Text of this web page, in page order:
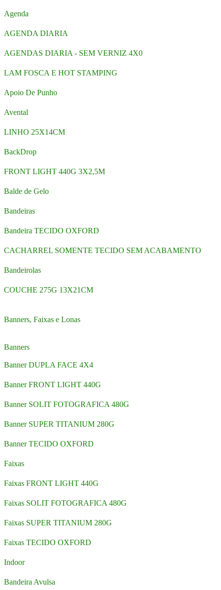
Agenda
AGENDA DIARIA
AGENDAS DIARIA - SEM VERNIZ 4X0
LAM FOSCA E HOT STAMPING
Apoio De Punho
Avental
LINHO 25X14CM
BackDrop
FRONT LIGHT 440G 3X2,5M
Balde de Gelo
Bandeiras
Bandeira TECIDO OXFORD
CACHARREL SOMENTE TECIDO SEM ACABAMENTO
Bandeirolas
COUCHE 275G 13X21CM
Banners, Faixas e Lonas
Banners
Banner DUPLA FACE 4X4
Banner FRONT LIGHT 440G
Banner SOLIT FOTOGRAFICA 480G
Banner SUPER TITANIUM 280G
Banner TECIDO OXFORD
Faixas
Faixas FRONT LIGHT 440G
Faixas SOLIT FOTOGRAFICA 480G
Faixas SUPER TITANIUM 280G
Faixas TECIDO OXFORD
Indoor
Bandeira Avulsa